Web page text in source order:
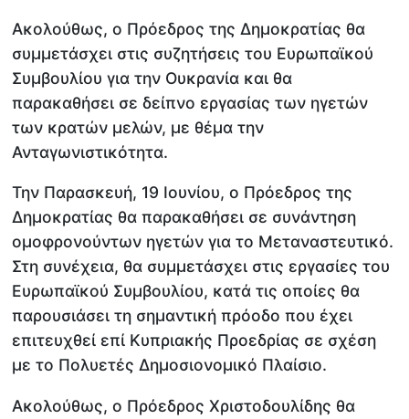
Ακολούθως, ο Πρόεδρος της Δημοκρατίας θα
συμμετάσχει στις συζητήσεις του Ευρωπαϊκού
Συμβουλίου για την Ουκρανία και θα
παρακαθήσει σε δείπνο εργασίας των ηγετών
των κρατών μελών, με θέμα την
Ανταγωνιστικότητα.
Την Παρασκευή, 19 Ιουνίου, ο Πρόεδρος της
Δημοκρατίας θα παρακαθήσει σε συνάντηση
ομοφρονούντων ηγετών για το Μεταναστευτικό.
Στη συνέχεια, θα συμμετάσχει στις εργασίες του
Ευρωπαϊκού Συμβουλίου, κατά τις οποίες θα
παρουσιάσει τη σημαντική πρόοδο που έχει
επιτευχθεί επί Κυπριακής Προεδρίας σε σχέση
με το Πολυετές Δημοσιονομικό Πλαίσιο.
Ακολούθως, ο Πρόεδρος Χριστοδουλίδης θα